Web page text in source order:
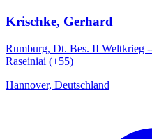
Krischke, Gerhard
Rumburg, Dt. Bes. II Weltkrieg
Raseiniai (+55)
Hannover, Deutschland